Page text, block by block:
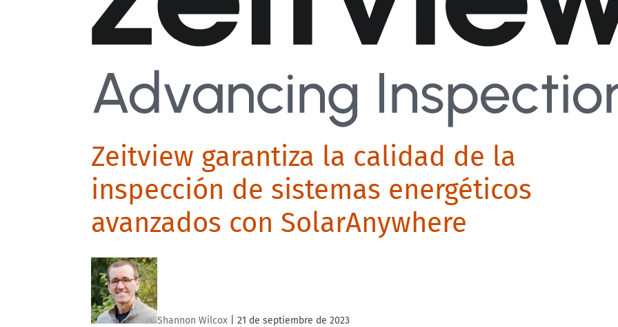
Zeitview garantiza la calidad de la
inspección de sistemas energéticos
avanzados con SolarAnywhere
Shannon Wilcox 21 de septiembre de 2023